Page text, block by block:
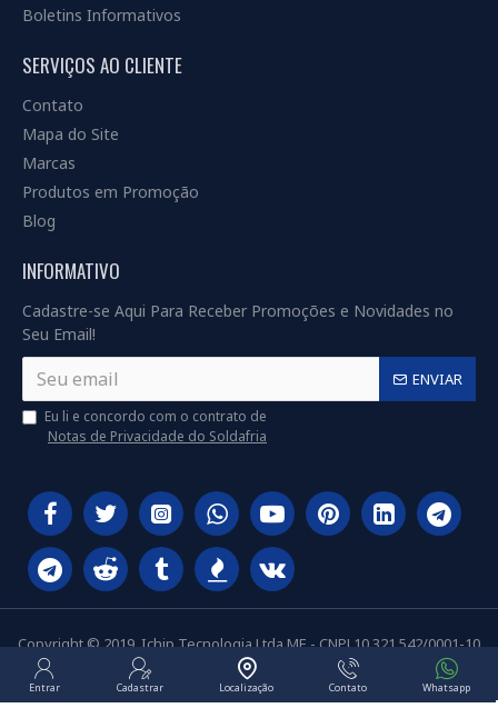
Boletins Informativos
SERVIÇOS AO CLIENTE
Contato
Mapa do Site
Marcas
Produtos em Promoção
Blog
INFORMATIVO
Cadastre-se Aqui Para Receber Promoções e Novidades no
Seu Email!
ENVIAR
Eu li e concordo com o contrato de
Notas de Privacidade do Soldafria
Copyright © 2019, Ichip Tecnologia Ltda ME - CNPJ 10.321.542/0001-10
Entrar Cadastrar Localização Contato Whatsapp